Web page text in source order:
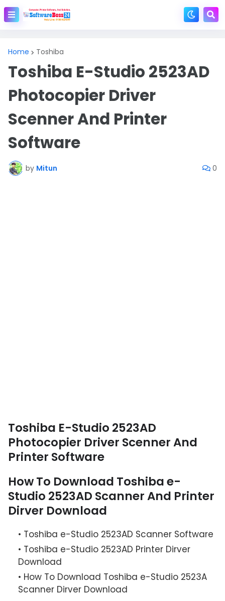
Home Toshiba
Toshiba E-Studio 2523AD
Photocopier Driver
Scenner And Printer
Software
by Mitun 0
Toshiba E-Studio 2523AD
Photocopier Driver Scenner And
Printer Software
How To Download Toshiba e-
Studio 2523AD Scanner And Printer
Dirver Download
Toshiba e-Studio 2523AD Scanner Software
Toshiba e-Studio 2523AD Printer Dirver
Download
How To Download Toshiba e-Studio 2523A
Scanner Dirver Download